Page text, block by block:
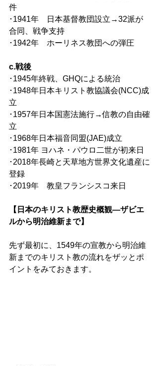
件
･1941年　日本基督教団設立→32派が
合同、戦争支持
･1942年　ホーリネス教団への弾圧
c.戦後
･1945年終戦、GHQによる統治
･1948年日本キリスト教協議会(NCC)成
立
･1957年日本国憲法施行→信教の自由確
立
･1968年日本福音同盟(JAE)成立
･1981年 ヨハネ・パウロ二世が初来日
･2018年長崎と天草地方世界文化遺産に
登録
･2019年　教皇フランシスコ来日
【日本のキリスト教歴史概観―ザビエ
ルから明治維新まで】
先ず最初に、1549年の宣教から明治維
新までのキリスト教の流れをザッとポ
イントをみておきます。